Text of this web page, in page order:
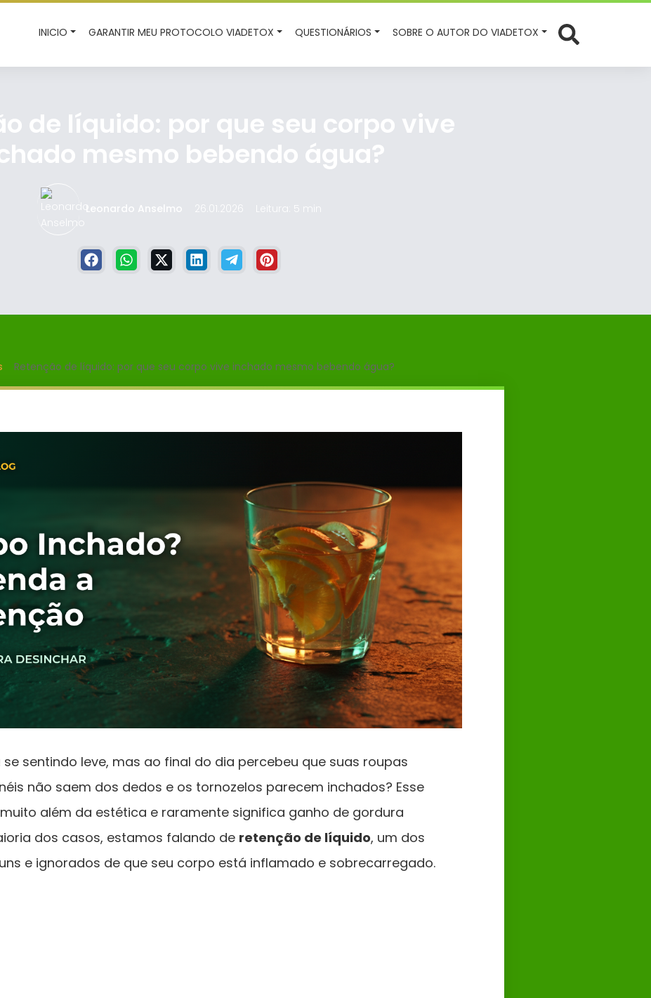
INICIO GARANTIR MEU PROTOCOLO VIADETOX QUESTIONÁRIOS SOBRE O AUTOR DO VIADETOX
de líquido: por que seu corpo vive
mesmo bebendo água?
Leonardo Anselmo 26.01.2026 Leitura: 5 min
Retenção de líquido: por que seu corpo vive inchado mesmo bebendo água?
sentindo leve, mas ao final do dia percebeu que suas roupas
não saem dos dedos e os tornozelos parecem inchados? Esse
além da estética e raramente significa ganho de gordura
dos casos, estamos falando de retenção de líquido, um dos
e ignorados de que seu corpo está inflamado e sobrecarregado.